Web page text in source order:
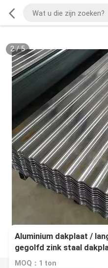
2/5
Aluminium dakplaat /
gegolfd zink staal
MOQ：1 ton